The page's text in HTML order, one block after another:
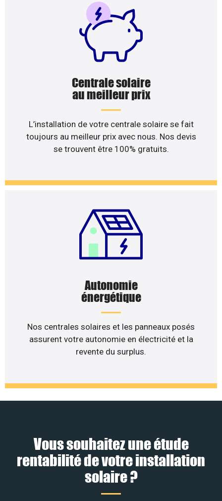
Centrale solaire
au meilleur prix
L’installation de votre centrale solaire se fait
toujours au meilleur prix avec nous. Nos devis
se trouvent être 100% gratuits.
Autonomie
énergétique
Nos centrales solaires et les panneaux posés
assurent votre autonomie en électricité et la
revente du surplus.
Vous souhaitez une étude
rentabilité de votre installation
solaire ?